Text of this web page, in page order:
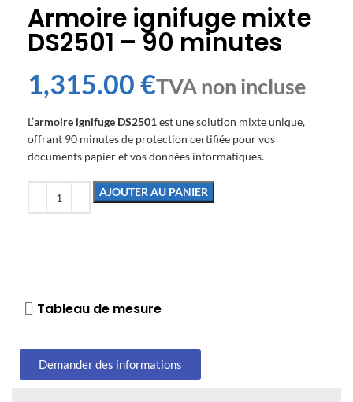
Armoire ignifuge mixte
DS2501 – 90 minutes
€
L’armoire ignifuge DS2501est une solution mixte unique,
offrant 90 minutes de protection certifiée pour vos
documents papier et vos données informatiques.
AJOUTER AU PANIER
Tableau de mesure
Demander des informations